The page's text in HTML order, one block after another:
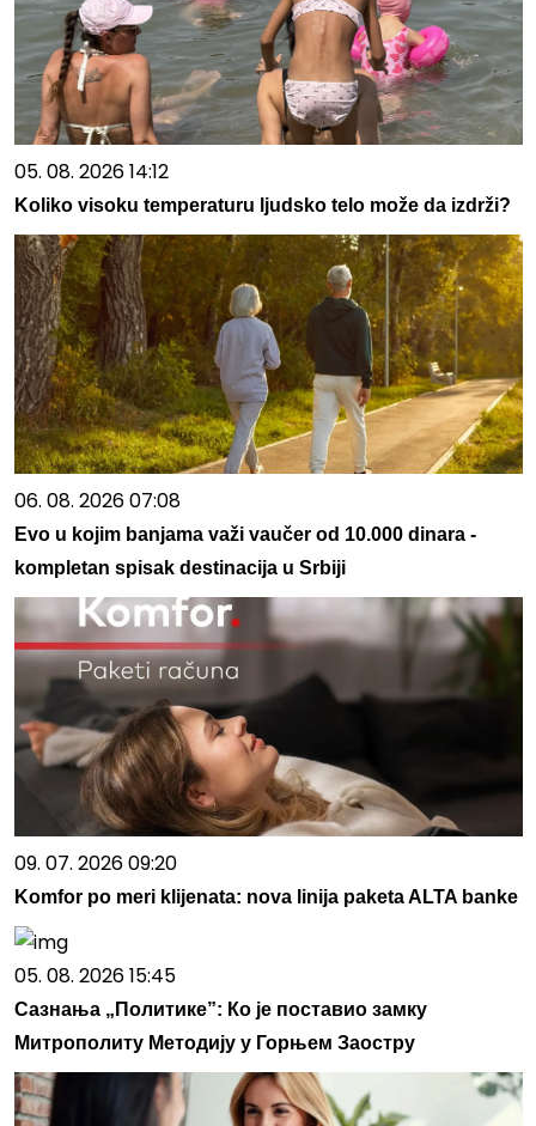
05. 08. 2026 14:12
Koliko visoku temperaturu ljudsko telo može da izdrži?
06. 08. 2026 07:08
Evo u kojim banjama važi vaučer od 10.000 dinara -
kompletan spisak destinacija u Srbiji
09. 07. 2026 09:20
Komfor po meri klijenata: nova linija paketa ALTA banke
05. 08. 2026 15:45
Сазнања „Политике”: Ко је поставио замку
Митрополиту Методију у Горњем Заостру